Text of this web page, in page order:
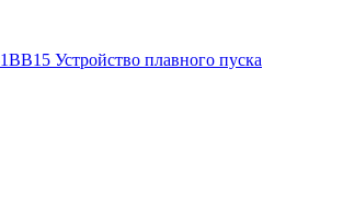
Устройство плавного пуска